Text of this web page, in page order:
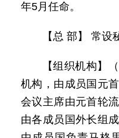
年5月任命。
【总 部】 常设
【组织机构】
机构，由成员国元
会议主席由元首轮
由各成员国外长组